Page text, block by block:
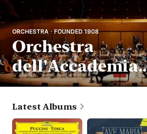
ORCHESTRA · FOUNDED 1908
Orchestra
dell'Accademia
Nazionale di
Cecilia
Latest Albums